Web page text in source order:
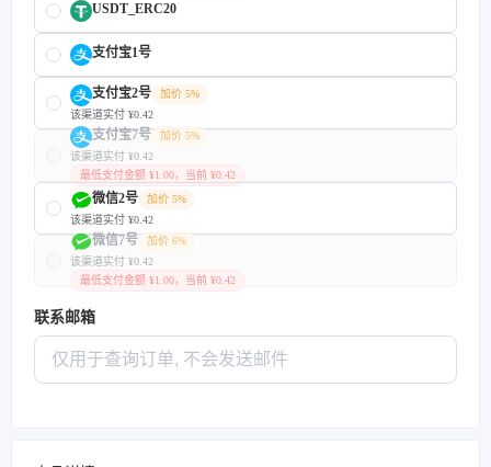
USDT_ERC20
支付宝1号
支付宝2号
加价 5%
该渠道实付 ¥0.42
支付宝7号
加价 5%
该渠道实付 ¥0.42
最低支付金额 ¥1.00，当前 ¥0.42
微信2号
加价 5%
该渠道实付 ¥0.42
微信7号
加价 6%
该渠道实付 ¥0.42
最低支付金额 ¥1.00，当前 ¥0.42
联系邮箱